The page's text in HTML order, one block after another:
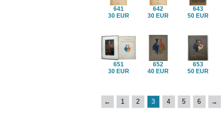
641
30 EUR
642
30 EUR
643
50 EUR
651
30 EUR
652
40 EUR
653
50 EUR
← 1 2 3 4 5 6 →